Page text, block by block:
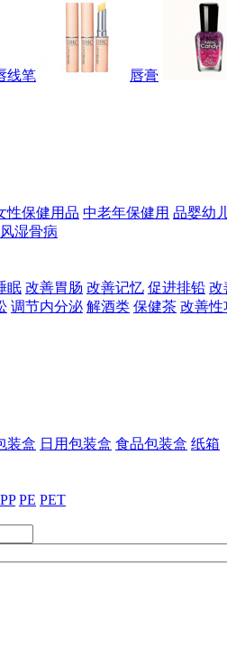
线笔 唇膏
性保健用品 中老年保健用 品婴幼
风湿骨病
眠 改善胃肠 改善记忆 促进排铅 改
调节内分泌 解酒类 保健茶 改善性
装盒 日用包装盒 食品包装盒 纸箱
PP PE PET